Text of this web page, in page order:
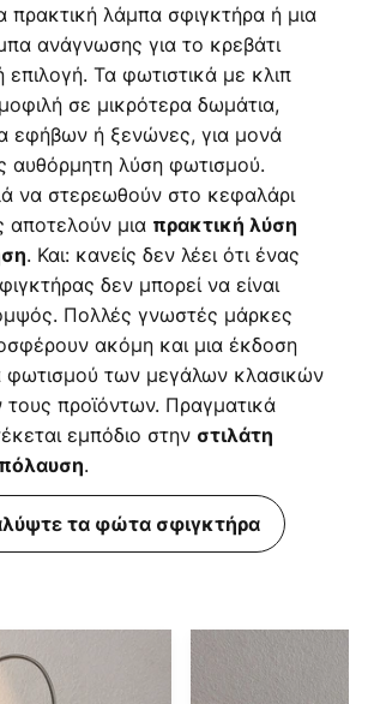
πρακτική λάμπα σφιγκτήρα ή μια
ανάγνωσης για το κρεβάτι
επιλογή. Τα φωτιστικά με κλιπ
σε μικρότερα δωμάτια,
εφήβων ή ξενώνες, για μονά
αυθόρμητη λύση φωτισμού.
να στερεωθούν στο κεφαλάρι
αποτελούν μια πρακτική λύση
. Και: κανείς δεν λέει ότι ένας
δεν μπορεί να είναι
Πολλές γνωστές μάρκες
ακόμη και μια έκδοση
φωτισμού των μεγάλων κλασικών
τους προϊόντων. Πραγματικά
εμπόδιο στην στιλάτη
.
τα φώτα σφιγκτήρα